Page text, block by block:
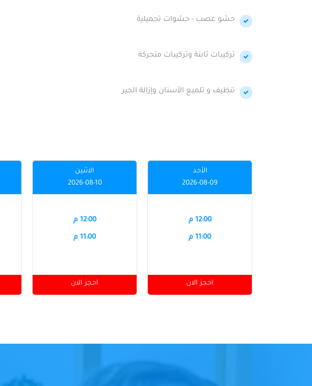
حشو عصب - حشوات تجميلية
تركيبات ثابتة وتركيبات متحركة
تنظيف و تلميع الأسنان وإزالة الجير
الأحد
2026-08-09
12:00 م
11:00 م
احجز الان
الاثنين
2026-08-10
12:00 م
11:00 م
احجز الان